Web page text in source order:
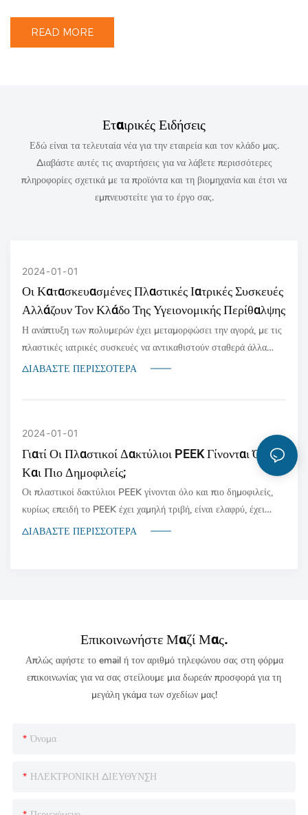
READ MORE
Εταιρικές Ειδήσεις
Εδώ είναι τα τελευταία νέα για την εταιρεία και τον κλάδο μας.
Διαβάστε αυτές τις αναρτήσεις για να λάβετε περισσότερες
πληροφορίες σχετικά με τα προϊόντα και τη βιομηχανία και έτσι να
εμπνευστείτε για το έργο σας.
Οι Κατασκευασμένες Πλαστικές Ιατρικές Συσκευές
Αλλάζουν Τον Κλάδο Της Υγειονομικής Περίθαλψης
Η ανάπτυξη των πολυμερών έχει μεταμορφώσει την αγορά, με τις
πλαστικές ιατρικές συσκευές να αντικαθιστούν σταθερά άλλα
υλικά όπως το γυαλί, τα κεραμικά και τα μέταλλα όπου ισχύει
2024 01 01
ΔΙΑΒΆΣΤΕ ΠΕΡΙΣΣΌΤΕΡΑ
Γιατί Οι Πλαστικοί Δακτύλιοι PEEK Γίνονται Όλο
Και Πιο Δημοφιλείς;
Οι πλαστικοί δακτύλιοι PEEK γίνονται όλο και πιο δημοφιλείς,
κυρίως επειδή το PEEK έχει χαμηλή τριβή, είναι ελαφρύ, έχει
μεγάλη διάρκεια ζωής και αυτολιπαίνεται. Επιπλέον, το PEEK έχει
2024 01 01
ΔΙΑΒΆΣΤΕ ΠΕΡΙΣΣΌΤΕΡΑ
Επικοινωνήστε Μαζί Μας.
Απλώς αφήστε το email ή τον αριθμό τηλεφώνου σας στη φόρμα
επικοινωνίας για να σας στείλουμε μια δωρεάν προσφορά για τη
μεγάλη γκάμα των σχεδίων μας!
Όνομα
ΗΛΕΚΤΡΟΝΙΚΗ ΔΙΕΥΘΥΝΣΗ